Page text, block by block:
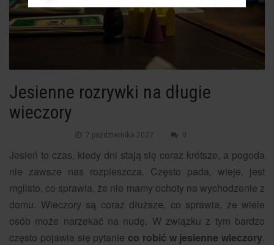
Jesienne rozrywki na długie
wieczory
7 października 2022 0
Jesień to czas, kiedy dni stają się coraz krótsze, a pogoda
nie zawsze nas rozpieszcza. Często pada, wieje, jest
mglisto, co sprawia, że nie mamy ochoty na wychodzenie z
domu. Wieczory są coraz dłuższe, co sprawia, że wiele
osób może narzekać na nudę. W związku z tym bardzo
często pojawia się pytanie co robić w jesienne wieczory.